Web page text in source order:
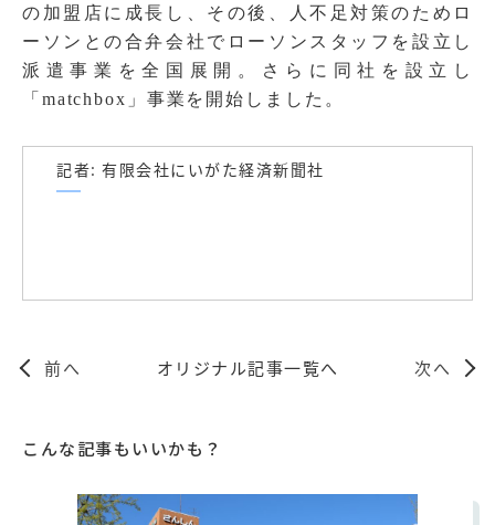
の加盟店に成長し、その後、人不足対策のためロ
ーソンとの合弁会社でローソンスタッフを設立し
派遣事業を全国展開。さらに同社を設立し
「matchbox」事業を開始しました。
記者: 有限会社にいがた経済新聞社
前へ オリジナル記事一覧へ 次へ
こんな記事もいいかも？